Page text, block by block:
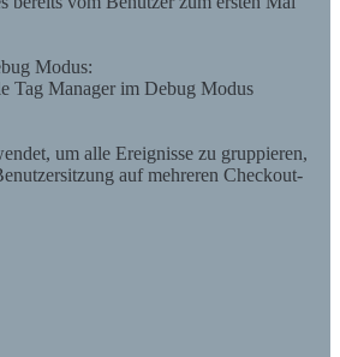
Modus:
Tag Manager im Debug Modus
um alle Ereignisse zu gruppieren,
auf mehreren Checkout-